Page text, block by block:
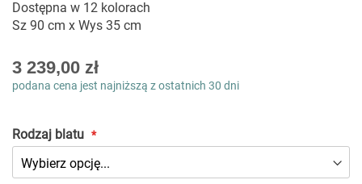
Dostępna w 12 kolorach
Sz 90 cm x Wys 35 cm
As
low
3 239,00 zł
podana cena jest najniższą z ostatnich 30 dni
Rodzaj blatu